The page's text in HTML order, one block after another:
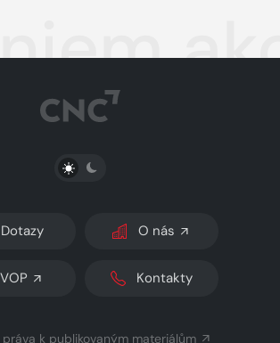
PŘEPNOUT SVĚTLÝ/TMAVÝ REŽIM
Dotazy O nás
VOP Kontakty
k publikovaným materiálům